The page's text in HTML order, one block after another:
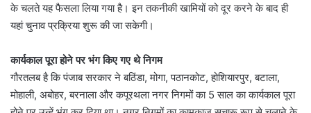
के चलते यह फैसला लिया गया है। इन तकनीकी खामियों को दूर करने के बाद ही
यहां चुनाव प्रक्रिया शुरू की जा सकेगी।
कार्यकाल पूरा होने पर भंग किए गए थे निगम
गौरतलब है कि पंजाब सरकार ने बठिंडा, मोगा, पठानकोट, होशियारपुर, बटाला,
मोहाली, अबोहर, बरनाला और कपूरथला नगर निगमों का 5 साल का कार्यकाल पूरा